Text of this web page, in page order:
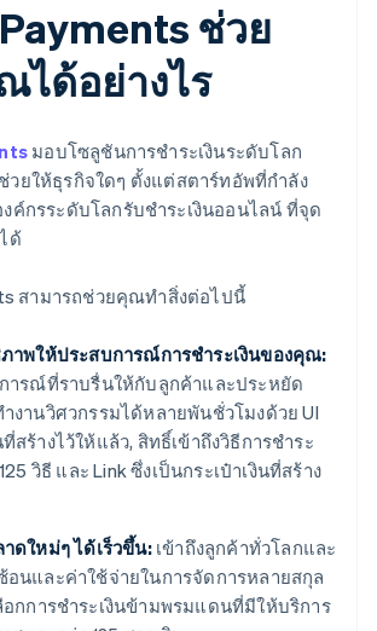
ช่วย
ได้อย่างไร
มอบโซลูชันการชำระเงินระดับโลก
ยให้ธุรกิจใดๆ ตั้งแต่สตาร์ทอัพที่กำลัง
ค์กรระดับโลกรับชำระเงินออนไลน์ ที่จุด
ด้
สามารถช่วยคุณทำสิ่งต่อไปนี้
าพให้ประสบการณ์การชำระเงินของคุณ:
ารณ์ที่ราบรื่นให้กับลูกค้าและประหยัด
ำงานวิศวกรรมได้หลายพันชั่วโมงด้วย UI
ที่สร้างไว้ให้แล้ว, สิทธิ์เข้าถึงวิธีการชำระ
วิธี และ Link ซึ่งเป็นกระเป๋าเงินที่สร้าง
ดใหม่ๆ ได้เร็วขึ้น:เข้าถึงลูกค้าทั่วโลกและ
นและค่าใช้จ่ายในการจัดการหลายสกุล
อกการชำระเงินข้ามพรมแดนที่มีให้บริการ